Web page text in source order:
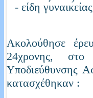
- είδη
Ακολούθησε
24χρονης,
Υποδιεύθυνσης
κατασχέθηκαν :